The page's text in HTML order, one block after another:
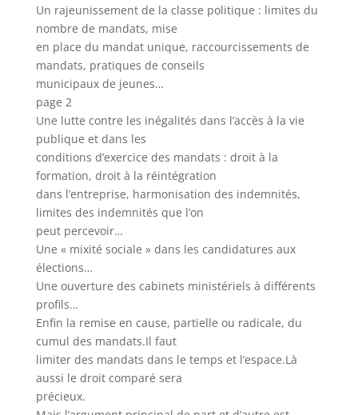
Un rajeunissement de la classe politique : limites du
nombre de mandats, mise
en place du mandat unique, raccourcissements de
mandats, pratiques de conseils
municipaux de jeunes…
page 2
Une lutte contre les inégalités dans l’accès à la vie
publique et dans les
conditions d’exercice des mandats : droit à la
formation, droit à la réintégration
dans l’entreprise, harmonisation des indemnités,
limites des indemnités que l’on
peut percevoir…
Une « mixité sociale » dans les candidatures aux
élections…
Une ouverture des cabinets ministériels à différents
profils…
Enfin la remise en cause, partielle ou radicale, du
cumul des mandats.Il faut
limiter des mandats dans le temps et l’espace.Là
aussi le droit comparé sera
précieux.